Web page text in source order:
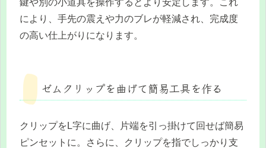
により、手先の震えや力のブレが軽減され、完成度
の高い仕上がりになります。
ゼムクリップを曲げて簡易工具を作る
クリップをL字に曲げ、片端を引っ掛けて回せば簡易
ピンセットに。さらに、クリップを指でしっかり支